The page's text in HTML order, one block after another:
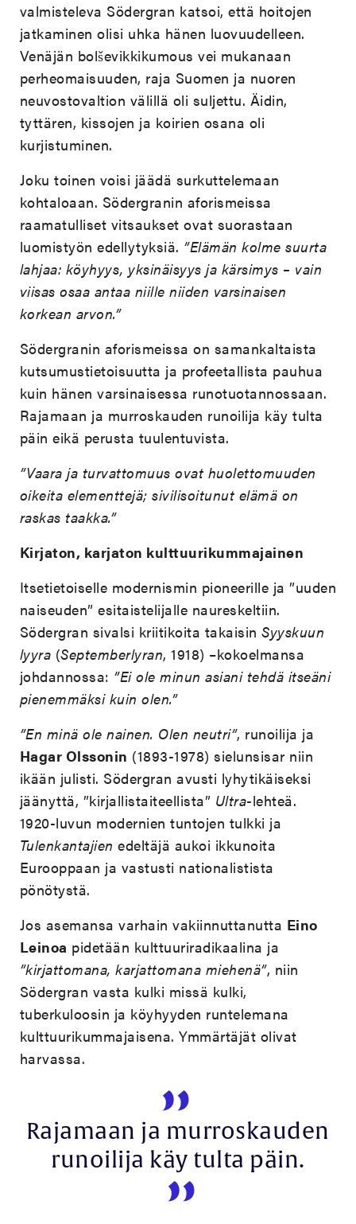
valmisteleva Södergran katsoi, että hoitojen
jatkaminen olisi uhka hänen luovuudelleen.
Venäjän bolševikkikumous vei mukanaan
perheomaisuuden, raja Suomen ja nuoren
neuvostovaltion välillä oli suljettu. Äidin,
tyttären, kissojen ja koirien osana oli
kurjistuminen.
Joku toinen voisi jäädä surkuttelemaan
kohtaloaan. Södergranin aforismeissa
raamatulliset vitsaukset ovat suorastaan
luomistyön edellytyksiä. ”Elämän kolme suurta
lahjaa: köyhyys, yksinäisyys ja kärsimys – vain
viisas osaa antaa niille niiden varsinaisen
korkean arvon.”
Södergranin aforismeissa on samankaltaista
kutsumustietoisuutta ja profeetallista pauhua
kuin hänen varsinaisessa runotuotannossaan.
Rajamaan ja murroskauden runoilija käy tulta
päin eikä perusta tuulentuvista.
”Vaara ja turvattomuus ovat huolettomuuden
oikeita elementtejä; sivilisoitunut elämä on
raskas taakka.”
Kirjaton, karjaton kulttuurikummajainen
Itsetietoiselle modernismin pioneerille ja ”uuden
naiseuden” esitaistelijalle naureskeltiin.
Södergran sivalsi kriitikoita takaisinSyyskuun
lyyra (Septemberlyran, 1918) –kokoelmansa
johdannossa: ”Ei ole minun asiani tehdä itseäni
pienemmäksi kuin olen.”
”En minä ole nainen. Olen neutri”, runoilija ja
Hagar Olssonin (1893-1978) sielunsisar niin
ikään julisti. Södergran avusti lyhytikäiseksi
jäänyttä, ”kirjallistaiteellista” Ultra-lehteä.
1920-luvun modernien tuntojen tulkki ja
Tulenkantajien edeltäjä aukoi ikkunoita
Eurooppaan ja vastusti nationalistista
pönötystä.
Jos asemansa varhain vakiinnuttanutta Eino
Leinoa pidetään kulttuuriradikaalina ja
”kirjattomana, karjattomana miehenä”, niin
Södergran vasta kulki missä kulki,
tuberkuloosin ja köyhyyden runtelemana
kulttuurikummajaisena. Ymmärtäjät olivat
harvassa.
Rajamaan ja murroskauden
runoilija käy tulta päin.